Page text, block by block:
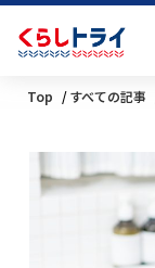
Top すべての記事